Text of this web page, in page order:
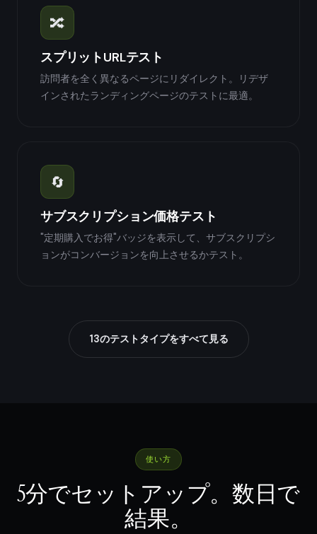
🔀
スプリットURLテスト
訪問者を全く異なるページにリダイレクト。リデザ
インされたランディングページのテストに最適。
🔄
サブスクリプション価格テスト
"定期購入でお得"バッジを表示して、サブスクリプシ
ョンがコンバージョンを向上させるかテスト。
13のテストタイプをすべて見る
使い方
5分でセットアップ。数日で
結果。